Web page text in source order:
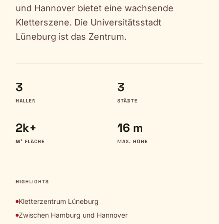
und Hannover bietet eine wachsende
Kletterszene. Die Universitätsstadt
Lüneburg ist das Zentrum.
3
HALLEN
3
STÄDTE
2k+
M² FLÄCHE
16 m
MAX. HÖHE
HIGHLIGHTS
Kletterzentrum Lüneburg
Zwischen Hamburg und Hannover